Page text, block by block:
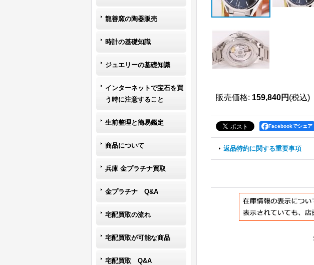
龍善窯の陶器販売
時計の基礎知識
ジュエリーの基礎知識
インターネットで宝石を買
う時に注意すること
生前整理と簡易鑑定
商品について
兵庫 金プラチナ買取
金プラチナ Q&A
宅配買取の流れ
宅配買取が可能な商品
宅配買取 Q&A
販売価格: 159,840円 (税込)
Facebookでシェア
返品特約に関する重要事項